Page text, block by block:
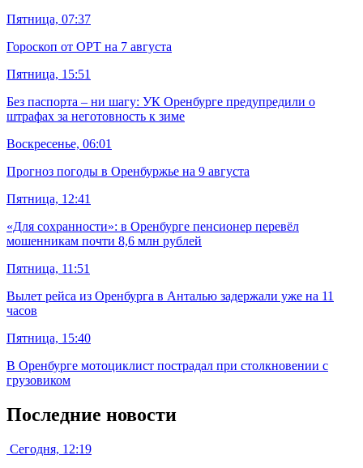
Пятница, 07:37
Гороскоп от ОРТ на 7 августа
Пятница, 15:51
Без паспорта – ни шагу: УК Оренбурге предупредили о
штрафах за неготовность к зиме
Воскресенье, 06:01
Прогноз погоды в Оренбуржье на 9 августа
Пятница, 12:41
«Для сохранности»: в Оренбурге пенсионер перевёл
мошенникам почти 8,6 млн рублей
Пятница, 11:51
Вылет рейса из Оренбурга в Анталью задержали уже на 11
часов
Пятница, 15:40
В Оренбурге мотоциклист пострадал при столкновении с
грузовиком
Последние новости
Сегодня, 12:19